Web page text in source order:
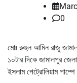
0
মোঃ রুহুল আমিন রাজু
১০টার দিকে জামালপুর
ইসলাম পেট্রোলিয়াম